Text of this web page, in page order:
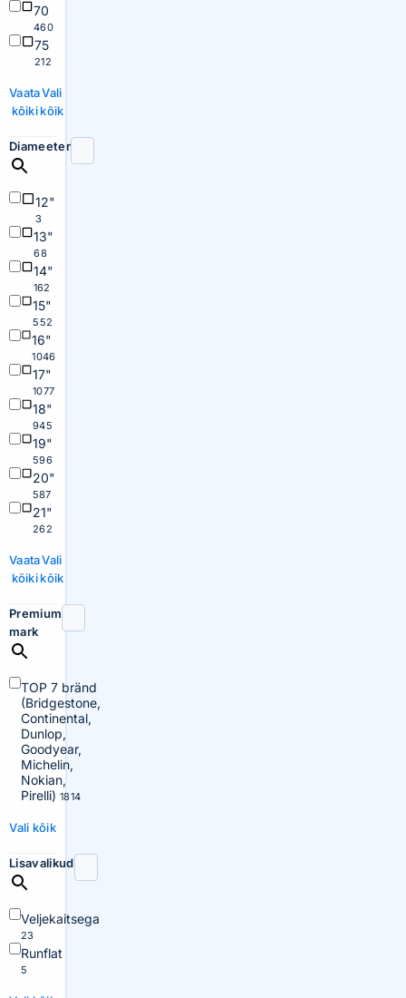
70
460
75
212
Vaata
kõiki
Vali
kõik
Diameeter
12"
3
13"
68
14"
162
15"
552
16"
1046
17"
1077
18"
945
19"
596
20"
587
21"
262
Vaata
kõiki
Vali
kõik
Premium
mark
TOP 7 bränd
(Bridgestone,
Continental,
Dunlop,
Goodyear,
Michelin,
Nokian,
Pirelli) 1814
Vali kõik
Lisavalikud
Veljekaitsega
23
Runflat
5